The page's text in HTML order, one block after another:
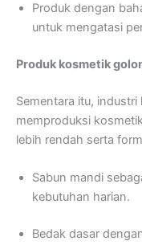
Produk dengan
untuk mengatasi
Produk kosmetik
Sementara itu,
memproduksi
lebih rendah serta
Sabun mandi
kebutuhan harian.
Bedak dasar